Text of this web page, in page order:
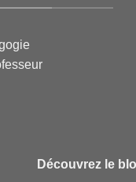
Découvrez le